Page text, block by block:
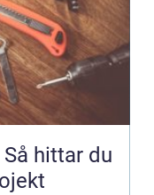
hittar du